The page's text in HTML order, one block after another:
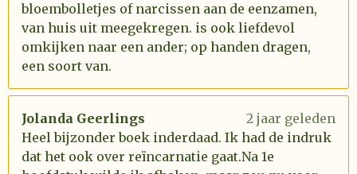
bloembolletjes of narcissen aan de eenzamen,
van huis uit meegekregen. is ook liefdevol
omkijken naar een ander; op handen dragen,
een soort van.
Jolanda Geerlings
2 jaar geleden
Heel bijzonder boek inderdaad. Ik had de indruk
dat het ook over reïncarnatie gaat.Na 1e